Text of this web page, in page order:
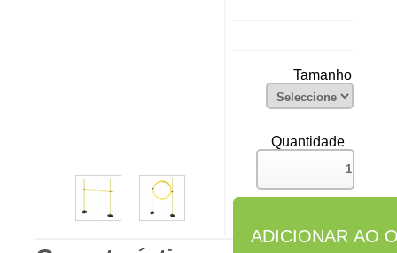
Tamanho
Quantidade